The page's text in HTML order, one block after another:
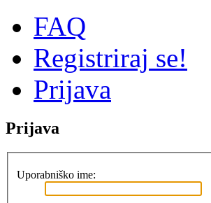
FAQ
Registriraj se!
Prijava
Prijava
Uporabniško ime: